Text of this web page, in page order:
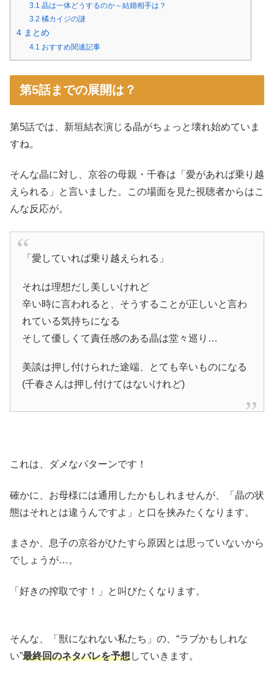
3.1 晶は一体どうするのか～結婚相手は？
3.2 橘カイジの謎
4 まとめ
4.1 おすすめ関連記事
第5話までの展開は？
第5話では、新垣結衣演じる晶がちょっと壊れ始めていま
すね。
そんな晶に対し、京谷の母親・千春は「愛があれば乗り越
えられる」と言いました。この場面を見た視聴者からはこ
んな反応が。
「愛していれば乗り越えられる」
それは理想だし美しいけれど
辛い時に言われると、そうすることが正しいと言わ
れている気持ちになる
そして優しくて責任感のある晶は堂々巡り…
美談は押し付けられた途端、とても辛いものになる
(千春さんは押し付けてはないけれど)
これは、ダメなパターンです！
確かに、お母様には通用したかもしれませんが、「晶の状
態はそれとは違うんですよ」と口を挟みたくなります。
まさか、息子の京谷がひたすら原因とは思っていないから
でしょうが…。
「好きの搾取です！」と叫びたくなります。
そんな、「獣になれない私たち」の、“ラブかもしれな
い”最終回のネタバレを予想していきます。